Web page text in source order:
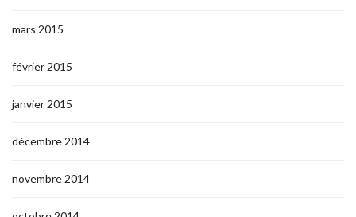
mars 2015
février 2015
janvier 2015
décembre 2014
novembre 2014